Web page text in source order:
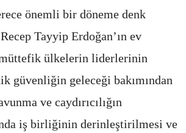
önemli bir döneme denk
Tayyip Erdoğan’ın ev
ülkelerin liderlerinin
güvenliğin geleceği bakımından
ve caydırıcılığın
iş birliğinin derinleştirilmesi ve